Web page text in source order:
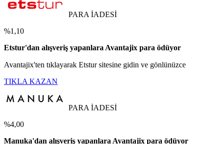
PARA İADESİ
%1,10
Etstur'dan alışveriş yapanlara Avantajix para ödüyor
Avantajix'ten tıklayarak Etstur sitesine gidin ve gönlünüzce
TIKLA KAZAN
PARA İADESİ
%4,00
Manuka'dan alışveriş yapanlara Avantajix para ödüyor